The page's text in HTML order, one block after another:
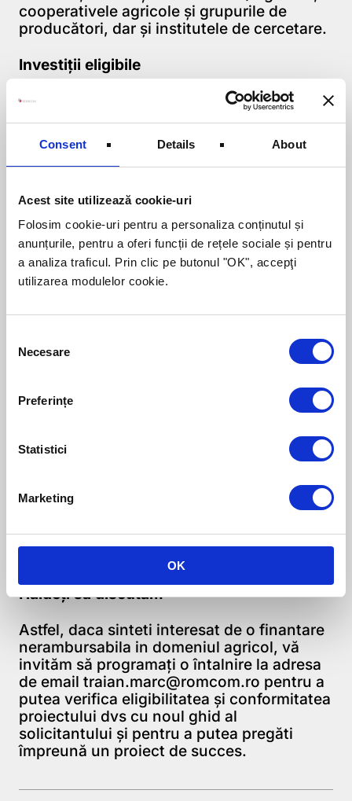
Consent Details About
Acest site utilizează cookie-uri
Folosim cookie-uri pentru a personaliza conținutul și
anunțurile, pentru a oferi funcții de rețele sociale și pentru
a analiza traficul. Prin clic pe butonul "OK", accepţi
utilizarea modulelor cookie.
Selection
Necesare
Preferințe
Statistici
Marketing
OK
cooperativele agricole și grupurile de
producători, dar și institutele de cercetare.
Investiții eligibile
Investiții eligibile pot fi:
achizitia de utilaje agricole,
construcția, extinderea, modernizarea și
dotarea construcțiilor din cadrul fermei,
protejate (sere, solarii) samd.
Grad de finanțare
In ceea ce priveste gradul de cofinantare,
la 90% in functie de dimensiunea si
conditiile suplimentare indeplinite de
Mai puține documente
Asa cum a fost cazul si la ultima sesiune,
necesarul de documente solicitate la
comparativ cu anii precedenti. Cu toate
acestea scrierea unui proiect de calitate
consultatilor cat și din partea solicitantului
de fonduri nerambursabile.
Haideți să discutăm
Astfel, daca sinteti interesat de o finantare
nerambursabila in domeniul agricol, vă
invităm să programați o întalnire la adresa
de email traian.marc@romcom.ro pentru a
putea verifica eligibilitatea și conformitatea
proiectului dvs cu noul ghid al
solicitantului și pentru a putea pregăti
împreună un proiect de succes.